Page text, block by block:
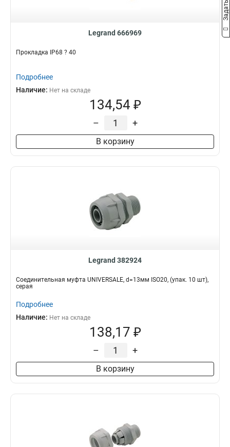
Legrand 666969
Прокладка IP68 ? 40
Подробнее
Наличие: Нет на складе
134,54 ₽
– +
В корзину
Legrand 382924
Соединительная муфта UNIVERSALE, d=13мм ISO20, (упак. 10 шт),
серая
Подробнее
Наличие: Нет на складе
138,17 ₽
– +
В корзину